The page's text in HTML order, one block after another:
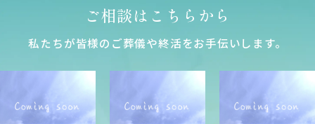
ご相談はこちらから
私たちが皆様のご葬儀や終活をお⼿伝いします。